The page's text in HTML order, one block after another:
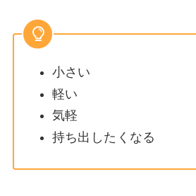
小さい
軽い
気軽
持ち出したくなる